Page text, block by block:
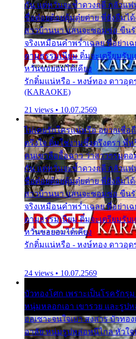
กัน แต่หวั่นจะช้ำดวงฤดี กลัวแ
ชื่อต๋อยต้อยตุ้มตุ๋ยต่าย พี่ยังลืมได้
สาวบ้านนา แสนจะซอมซ่อ ขืน
จริงเหมือนคำพร่ำเฉลย พี่อย่า
ตามธรรมเนียม ติ๋มจะเตรียมรับ
หวั่นขอยอมได้เคียง
รักติ๋มแน่หรือ - หงษ์ทอง ดาวอุด
(KARAOKE)
21 views • 10.07.2569
ไม่เคยรักใครแน่หรือ อยากเชื่
ตรึงใจ ติ๋มใช่งามซึ้งตรึงตรา พี่
คนเขาลืออื้อฉาว ว่าสาวๆรุมต
กัน แต่หวั่นจะช้ำดวงฤดี กลัวแ
ชื่อต๋อยต้อยตุ้มตุ๋ยต่าย พี่ยังลืมได้
สาวบ้านนา แสนจะซอมซ่อ ขืน
จริงเหมือนคำพร่ำเฉลย พี่อย่า
ตามธรรมเนียม ติ๋มจะเตรียมรับ
หวั่นขอยอมได้เคียง
รักติ๋มแน่หรือ - หงษ์ทอง ดาวอุด
24 views • 10.07.2569
บัวทองโศก เพราะเป็นโรครัก
หนุ่มหลอกเอา เขารวย และรูป
ออเซาะจนใจเบา สงสาร บัวทอ
อาลัย หนุ่มรูปหล่อหนีไกล หัวใจ